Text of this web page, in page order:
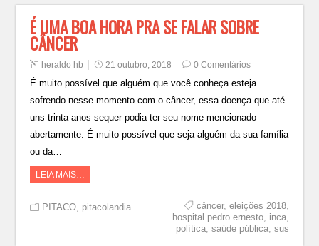
É UMA BOA HORA PRA SE FALAR SOBRE
CÂNCER
heraldo hb 21 outubro, 2018 0 Comentários
É muito possível que alguém que você conheça esteja
sofrendo nesse momento com o câncer, essa doença que até
uns trinta anos sequer podia ter seu nome mencionado
abertamente. É muito possível que seja alguém da sua família
ou da…
LEIA MAIS…
PITACO, pitacolandia câncer, eleições 2018,
hospital pedro ernesto, inca,
política, saúde pública, sus